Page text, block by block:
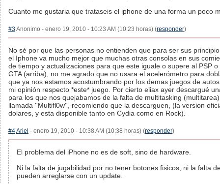
Cuanto me gustaria que trataseis el iphone de una forma un poco
#3Anonimo - enero 19, 2010 - 10:23 AM (10:23 horas) (responder)
No sé por que las personas no entienden que para ser sus
el Iphone va mucho mejor que muchas otras consolas en sus
de tiempo y actualizaciones para que este iguale o supere al PSP
GTA (arriba), no me agrado que no usara el acelerómetro para
que ya nos estamos acostumbrando por los demas juegos de
mi opinión respecto *este* juego. Por cierto eliax ayer descargué
para los que nos quejabamos de la falta de multitasking
llamada ''Multifl0w'', recomiendo que la descarguen, (la version
dolares, y esta disponible tanto en Cydia como en Rock).
#4Ariel - enero 19, 2010 - 10:38 AM (10:38 horas) (responder)
El problema del iPhone no es de soft, sino de hardware.
Ni la falta de jugabilidad por no tener botones fisicos, ni la falta
pueden arreglarse con un update.